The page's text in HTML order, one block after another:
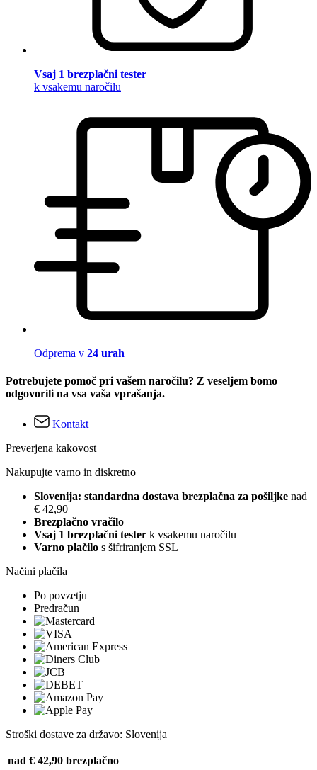
Vsaj 1 brezplačni tester
k vsakemu naročilu
Odprema v 24 urah
Potrebujete pomoč pri vašem naročilu? Z veseljem bomo
odgovorili na vsa vaša vprašanja.
Kontakt
Preverjena kakovost
Nakupujte varno in diskretno
Slovenija: standardna dostava brezplačna za pošiljke nad
€ 42,90
Brezplačno vračilo
Vsaj 1 brezplačni tester k vsakemu naročilu
Varno plačilo s šifriranjem SSL
Načini plačila
Po povzetju
Predračun
Stroški dostave za državo: Slovenija
nad € 42,90 brezplačno